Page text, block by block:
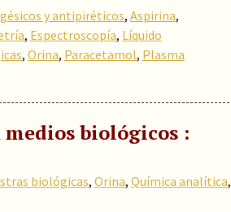
y antipiréticos, Aspirina,
, Espectroscopía, Líquido
, Orina, Paracetamol, Plasma
biológicos :
biológicas, Orina, Química analítica,